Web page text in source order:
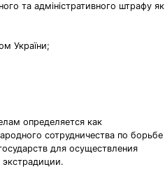
та адміністративного штрафу як
України;
определяется как
сотрудничества по борьбе
для осуществления
экстрадиции.